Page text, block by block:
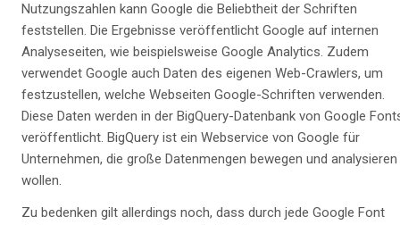
Nutzungszahlen kann Google die Beliebtheit der Schriften
feststellen. Die Ergebnisse veröffentlicht Google auf internen
Analyseseiten, wie beispielsweise Google Analytics. Zudem
verwendet Google auch Daten des eigenen Web-Crawlers, um
festzustellen, welche Webseiten Google-Schriften verwenden.
Diese Daten werden in der BigQuery-Datenbank von Google
veröffentlicht. BigQuery ist ein Webservice von Google für
Unternehmen, die große Datenmengen bewegen und analysieren
wollen.
Zu bedenken gilt allerdings noch, dass durch jede Google Font